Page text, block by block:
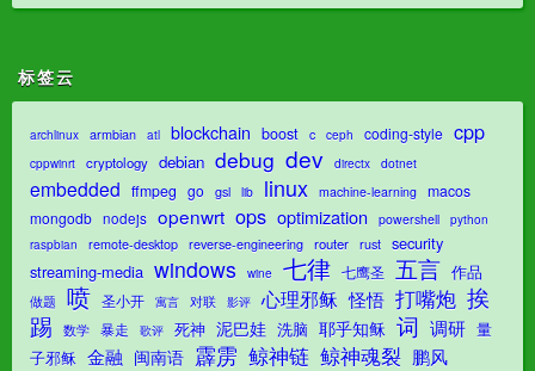
标签云
archlinux armbian atl blockchain boost c ceph coding-style cpp
cppwinrt cryptology debian debug dev directx dotnet
embedded ffmpeg go gsl lib linux machine-learning macos
mongodb nodejs openwrt ops optimization powershell
python
raspbian
remote-desktop reverse-engineering router rust security
streaming-media windows wine 七律 七鹰圣 五言 作品
做题 喷 圣小开 寓言 对联 影评 心理邪稣 怪悟 打嘴炮 挨
踢
数学 暴走 歌评 死神 泥巴娃 洗脑 耶乎知稣 词 调研 量
子邪稣 金融 闽南语 霹雳 鲸神链 鲸神魂裂 鹏风